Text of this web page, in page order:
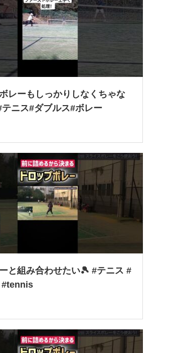
レーもしっかりしなくちゃな
ニス#ダブルス#ボレー
と組み合わせたい🎾 #テニス #
#tennis